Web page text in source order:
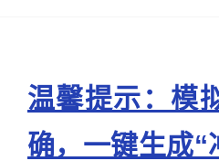
温馨提示：模
确，一键生成“